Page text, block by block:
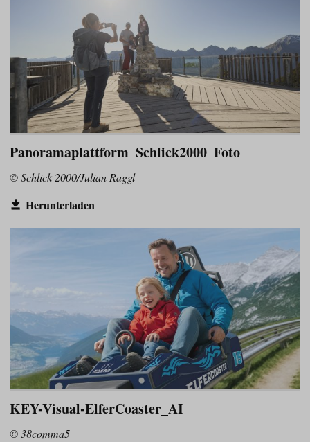
Panoramaplattform_Schlick2000_Foto
© Schlick 2000/Julian Raggl
Herunterladen
KEY-Visual-ElferCoaster_AI
© 38comma5